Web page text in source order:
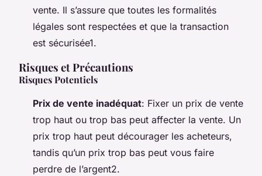
vente. Il s’assure que toutes les formalités
légales sont respectées et que la transaction
est sécurisée1.
Risques et Précautions
Risques Potentiels
Prix de vente inadéquat: Fixer un prix de vente
trop haut ou trop bas peut affecter la vente. Un
prix trop haut peut décourager les acheteurs,
tandis qu’un prix trop bas peut vous faire
perdre de l’argent2.